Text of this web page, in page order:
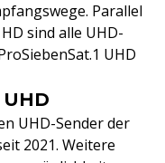
Parallel
sind alle UHD-
UHD
UHD-Sender der
2021. Weitere